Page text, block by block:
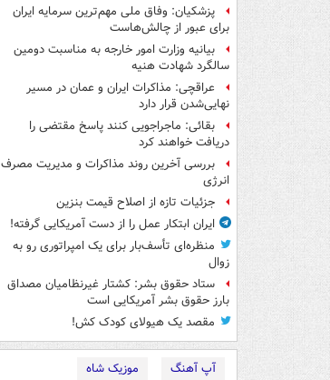
پزشکیان: وفاق ملی مهم‌ترین سرمایه ایران
برای عبور از چالش‌هاست
بیانیه وزارت امور خارجه به مناسبت دومین
سالگرد شهادت هنیه
عراقچی: مذاکرات ایران و عمان در مسیر
نهایی‌شدن قرار دارد
بقائی: ماجراجویی کنند پاسخ مقتضی را
دریافت خواهند کرد
بررسی آخرین روند مذاکرات و مدیریت مصرف
انرژی
جزئیات تازه از اصلاح قیمت بنزین
ایران ابتکار عمل را از دست آمریکایی‌ گرفته!
منظره‌ای تأسف‌بار برای یک امپراتوری رو به
زوال
ستاد حقوق بشر: کشتار غیرنظامیان مصداق
بارز حقوق بشر آمریکایی است
مقصد یک هیولای کودک کش!
آپ آهنگ
موزیک شاه